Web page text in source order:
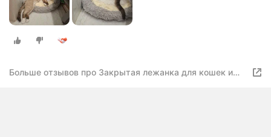
Больше отзывов про Закрытая лежанка для кошек и